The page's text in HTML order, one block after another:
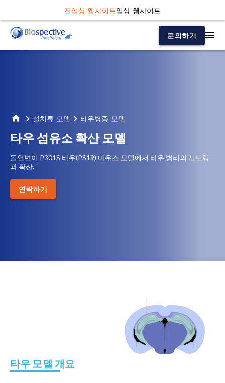
전임상 웹사이트임상 웹사이트
문의하기
설치류 모델 타우병증 모델
타우 섬유소 확산 모델
돌연변이 P301S 타우(PS19) 마우스 모델에서 타우 병리의 시드링
과 확산.
연락하기
타우 모델 개요